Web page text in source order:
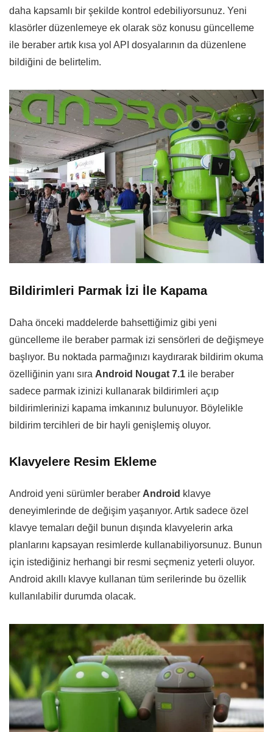
daha kapsamlı bir şekilde kontrol edebiliyorsunuz. Yeni
klasörler düzenlemeye ek olarak söz konusu güncelleme
ile beraber artık kısa yol API dosyalarının da düzenlene
bildiğini de belirtelim.
Bildirimleri Parmak İzi İle Kapama
Daha önceki maddelerde bahsettiğimiz gibi yeni
güncelleme ile beraber parmak izi sensörleri de değişmeye
başlıyor. Bu noktada parmağınızı kaydırarak bildirim okuma
özelliğinin yanı sıra Android Nougat 7.1 ile beraber
sadece parmak izinizi kullanarak bildirimleri açıp
bildirimlerinizi kapama imkanınız bulunuyor. Böylelikle
bildirim tercihleri de bir hayli genişlemiş oluyor.
Klavyelere Resim Ekleme
Android yeni sürümler beraber Android klavye
deneyimlerinde de değişim yaşanıyor. Artık sadece özel
klavye temaları değil bunun dışında klavyelerin arka
planlarını kapsayan resimlerde kullanabiliyorsunuz. Bunun
için istediğiniz herhangi bir resmi seçmeniz yeterli oluyor.
Android akıllı klavye kullanan tüm serilerinde bu özellik
kullanılabilir durumda olacak.